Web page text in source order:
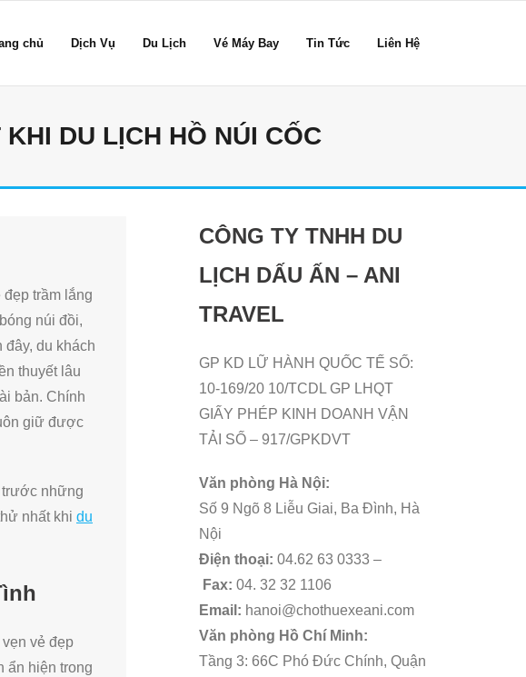
chủ Dịch Vụ Du Lịch Vé Máy Bay Tin Tức Liên Hệ
DU LỊCH HỒ NÚI CỐC
trầm lắng
núi đồi,
du khách
thuyết lâu
bản. Chính
giữ được
trước những
nhất khi du
vẻ đẹp
ẩn hiện trong
CÔNG TY TNHH DU
LỊCH DẤU ẤN – ANI
TRAVEL
GP KD LỮ HÀNH QUỐC TẾ SỐ:
10-169/20 10/TCDL GP LHQT
GIẤY PHÉP KINH DOANH VẬN
TẢI SỐ – 917/GPKDVT
Văn phòng Hà Nội:
Số 9 Ngõ 8 Liễu Giai, Ba Đình, Hà
Nội
Điện thoại: 04.62 63 0333 –
Fax: 04. 32 32 1106
Email: hanoi@chothuexeani.com
Văn phòng Hồ Chí Minh:
Tầng 3: 66C Phó Đức Chính, Quận